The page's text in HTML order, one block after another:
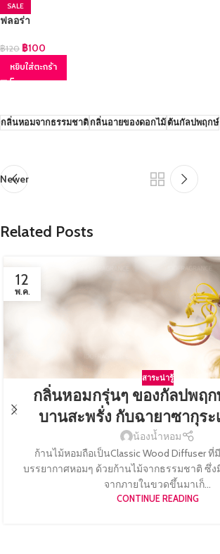
SALE
ฟลอร่า
฿120 ฿100
หยิบใส่ตะกร้า
กลิ่นหอมจากธรรมชาติกลิ่นอายของดอกไม้ต้นกัลปพฤกษ์
Newer
Related Posts
12
พ.ค.
สาระน่ารู้
กลิ่นหอมกรุ่นๆ ของกัลปพฤ
บานสะพรั่ง กับฉายาซากุระ
น้องน้ำหอม
ก้านไม้หอมถือเป็นClassic Wood Diffuser
บรรยากาศหอมๆ ด้วยก้านไม้จากธรรมชาติ ซึ่
จากภายในขวดขึ้นมาเก็...
CONTINUE READING